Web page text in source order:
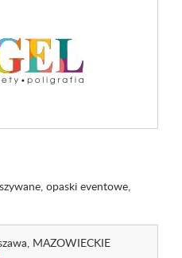
opaski eventowe,
MAZOWIECKIE